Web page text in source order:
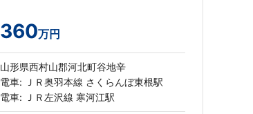
360万円
山形県西村山郡河北町谷地辛
電車: ＪＲ奥羽本線 さくらんぼ東根駅
電車: ＪＲ左沢線 寒河江駅